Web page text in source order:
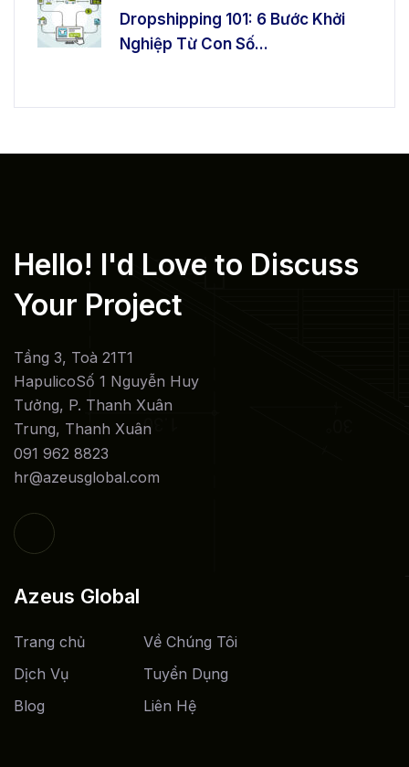
Dropshipping 101: 6 Bước Khởi
Nghiệp Từ Con Số...
Hello! I'd Love to Discuss
Your Project
Tầng 3, Toà 21T1
HapulicoSố 1 Nguyễn Huy
Tưởng, P. Thanh Xuân
Trung, Thanh Xuân
091 962 8823
hr@azeusglobal.com
Azeus Global
Trang chủ
Về Chúng Tôi
Dịch Vụ
Tuyển Dụng
Blog
Liên Hệ